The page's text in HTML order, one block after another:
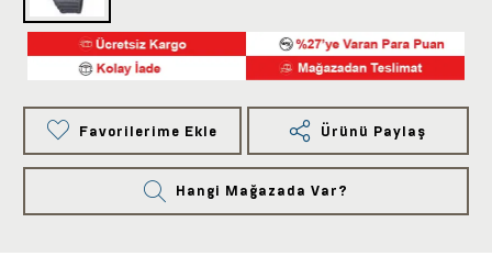
Favorilerime Ekle Ürünü Paylaş
Hangi Mağazada Var?